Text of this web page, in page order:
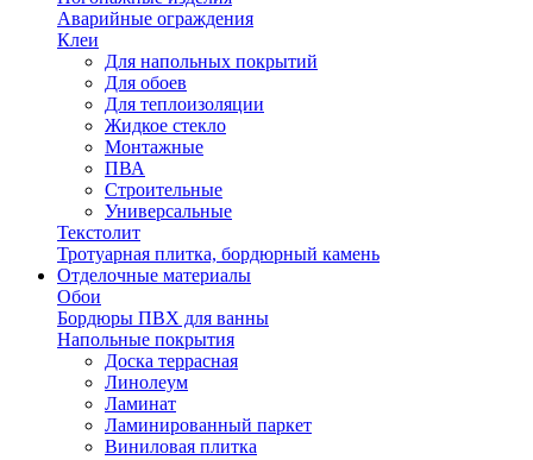
Аварийные ограждения
Клеи
Для напольных покрытий
Для обоев
Для теплоизоляции
Жидкое стекло
Монтажные
ПВА
Строительные
Универсальные
Текстолит
Тротуарная плитка, бордюрный камень
Отделочные материалы
Обои
Бордюры ПВХ для ванны
Напольные покрытия
Доска террасная
Линолеум
Ламинат
Ламинированный паркет
Виниловая плитка